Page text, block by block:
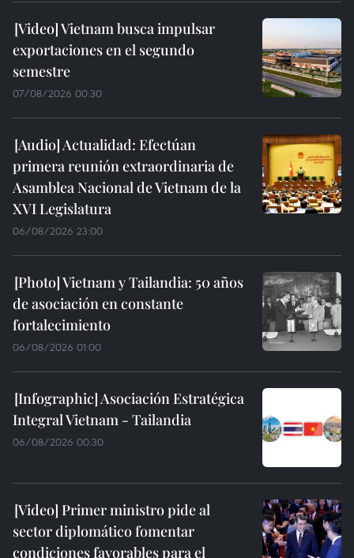
Vietnam busca impulsar
exportaciones en el segundo
semestre
07/08/2026 00:30
Actualidad: Efectúan
primera reunión extraordinaria de
Asamblea Nacional de Vietnam de la
XVI Legislatura
06/08/2026 23:00
Vietnam y Tailandia: 50 años
de asociación en constante
fortalecimiento
06/08/2026 01:00
Asociación Estratégica
Integral Vietnam - Tailandia
06/08/2026 00:30
Primer ministro pide al
sector diplomático fomentar
condiciones favorables para el